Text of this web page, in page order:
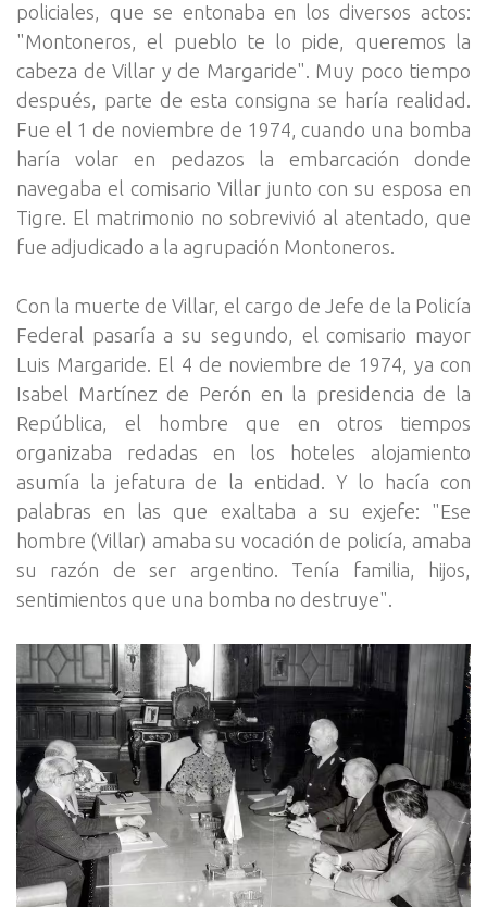
policiales, que se entonaba en los diversos actos:
"Montoneros, el pueblo te lo pide, queremos la
cabeza de Villar y de Margaride". Muy poco tiempo
después, parte de esta consigna se haría realidad.
Fue el 1 de noviembre de 1974, cuando una bomba
haría volar en pedazos la embarcación donde
navegaba el comisario Villar junto con su esposa en
Tigre. El matrimonio no sobrevivió al atentado, que
fue adjudicado a la agrupación Montoneros.
Con la muerte de Villar, el cargo de Jefe de la Policía
Federal pasaría a su segundo, el comisario mayor
Luis Margaride. El 4 de noviembre de 1974, ya con
Isabel Martínez de Perón en la presidencia de la
República, el hombre que en otros tiempos
organizaba redadas en los hoteles alojamiento
asumía la jefatura de la entidad. Y lo hacía con
palabras en las que exaltaba a su exjefe: "Ese
hombre (Villar) amaba su vocación de policía, amaba
su razón de ser argentino. Tenía familia, hijos,
sentimientos que una bomba no destruye".